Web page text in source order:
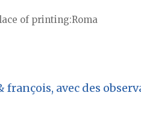
of printing Roma
avec des